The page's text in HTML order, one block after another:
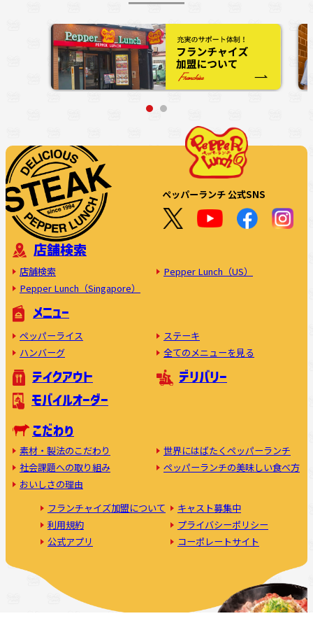
ペッパーランチ 公式SNS
店舗検索
店舗検索
Pepper Lunch（US）
Pepper Lunch（Singapore）
メニュー
ペッパーライス
ステーキ
ハンバーグ
全てのメニューを見る
テイクアウト
デリバリー
モバイルオーダー
こだわり
素材・製法のこだわり
世界にはばたくペッパーランチ
社会課題への取り組み
ペッパーランチの美味しい食べ方
おいしさの理由
フランチャイズ加盟について
キャスト募集中
利用規約
プライバシーポリシー
公式アプリ
コーポレートサイト